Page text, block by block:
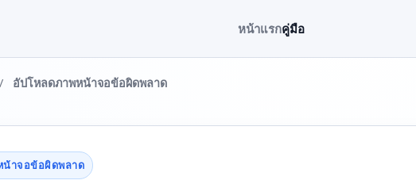
หน้าแรกคู่มือ
/ อัปโหลดภาพหน้าจอข้อผิดพลาด
น้าจอข้อผิดพลาด